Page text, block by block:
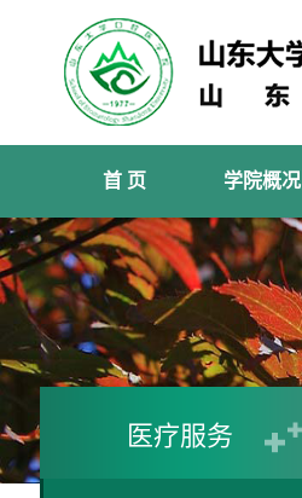
首 页 学院概况
医疗服务